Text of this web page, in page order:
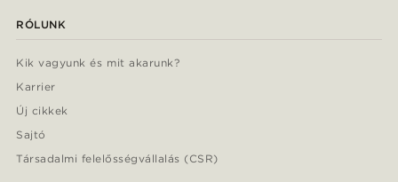
RÓLUNK
Kik vagyunk és mit akarunk?
Karrier
Új cikkek
Sajtó
Társadalmi felelősségvállalás (CSR)